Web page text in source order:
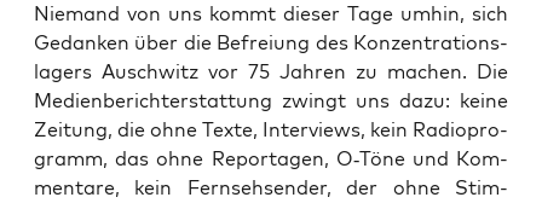
Nie­mand von uns kommt die­ser Tage umhin, sich
Gedan­ken über die Befrei­ung des Kon­zen­tra­ti­ons­
la­gers Ausch­witz vor 75 Jah­ren zu machen. Die
Medi­en­be­richt­erstat­tung zwingt uns dazu: kei­ne
Zei­tung, die ohne Tex­te, Inter­views, kein Radio­pro­
gramm, das ohne Repor­ta­gen, O‑Töne und Kom­
men­ta­re, kein Fern­seh­sen­der, der ohne Stim­